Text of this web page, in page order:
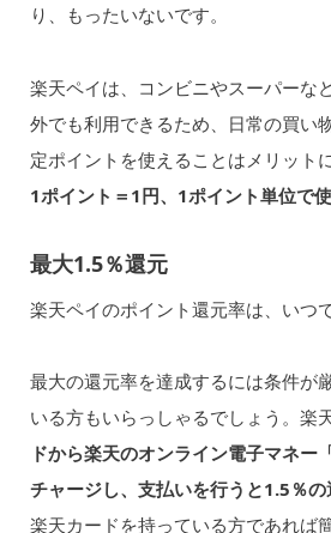
り、もったいないです。
楽天ペイは、コンビニやスーパーな
外でも利用できるため、日常の買い
定ポイントを使えることはメリット
1ポイント＝1円、1ポイント単位で
最大1.5％還元
楽天ペイのポイント還元率は、いつ
最大の還元率を達成するには条件が
いる方もいらっしゃるでしょう。楽
ドから楽天のオンライン電子マネー
チャージし、支払いを行うと1.5％の
楽天カードを持っている方であれば